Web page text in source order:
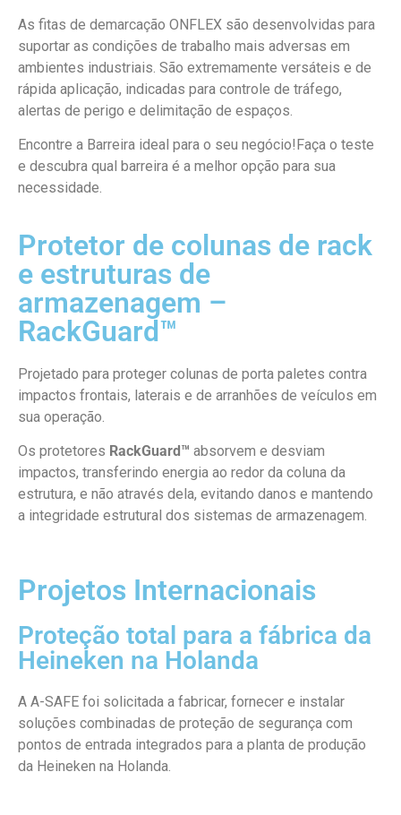
As fitas de demarcação ONFLEX são desenvolvidas para
suportar as condições de trabalho mais adversas em
ambientes industriais. São extremamente versáteis e de
rápida aplicação, indicadas para controle de tráfego,
alertas de perigo e delimitação de espaços.
Encontre a Barreira ideal para o seu negócio!Faça o teste
e descubra qual barreira é a melhor opção para sua
necessidade.
Protetor de colunas de rack
e estruturas de
armazenagem –
RackGuard™
Projetado para proteger colunas de porta paletes contra
impactos frontais, laterais e de arranhões de veículos em
sua operação.
Os protetores RackGuard™ absorvem e desviam
impactos, transferindo energia ao redor da coluna da
estrutura, e não através dela, evitando danos e mantendo
a integridade estrutural dos sistemas de armazenagem.
Projetos Internacionais
Proteção total para a fábrica da
Heineken na Holanda
A A-SAFE foi solicitada a fabricar, fornecer e instalar
soluções combinadas de proteção de segurança com
pontos de entrada integrados para a planta de produção
da Heineken na Holanda.